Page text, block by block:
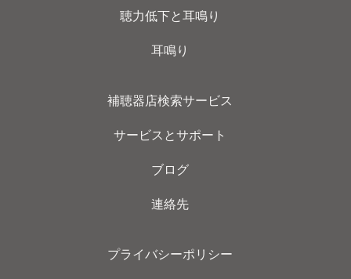
聴力低下と耳鳴り
耳鳴り
補聴器店検索サービス
サービスとサポート
ブログ
連絡先
プライバシーポリシー